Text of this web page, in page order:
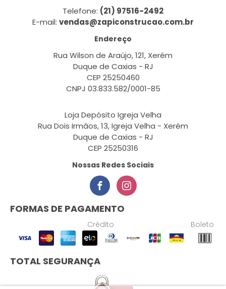
Telefone: (21) 97516-2492
E-mail: vendas@zapiconstrucao.com.br
Endereço
Rua Wilson de Araújo, 121, Xerém
Duque de Caxias - RJ
CEP 25250460
CNPJ 03.833.582/0001-85
Loja Depósito Igreja Velha
Rua Dois Irmãos, 13, Igreja Velha - Xerém
Duque de Caxias - RJ
CEP 25250316
Nossas Redes Sociais
FORMAS DE PAGAMENTO
Crédito Boleto
TOTAL SEGURANÇA